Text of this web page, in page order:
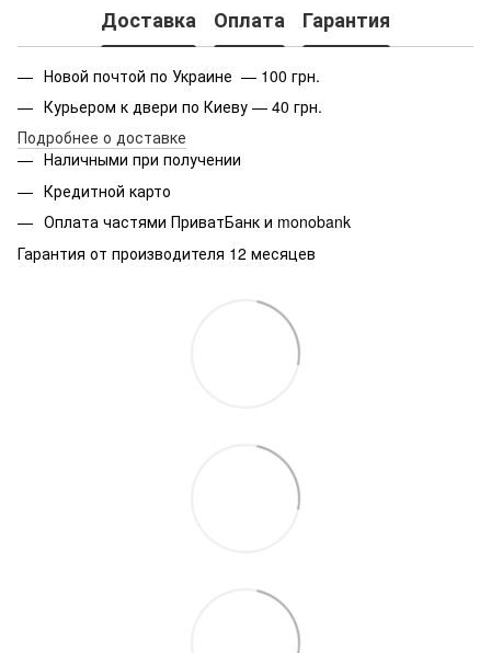
Доставка Оплата Гарантия
Новой почтой по Украине — 100 грн.
Курьером к двери по Киеву — 40 грн.
Подробнее о доставке
Наличными при получении
Кредитной карто
Оплата частями ПриватБанк и monobank
Гарантия от производителя 12 месяцев